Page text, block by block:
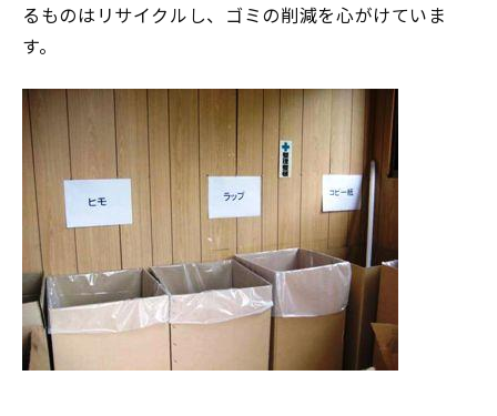
るものはリサイクルし、ゴミの削減を心がけていま
す。